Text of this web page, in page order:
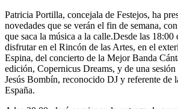
Patricia Portilla, concejala de Festejos, ha
novedades que se verán el fin de semana,
que saca la música a la calle.Desde las
disfrutar en el Rincón de las Artes, en el
Espina, del concierto de la Mejor Banda
edición, Copernicus Dreams, y de una
Jesús Bombín, reconocido DJ y referente de
España.